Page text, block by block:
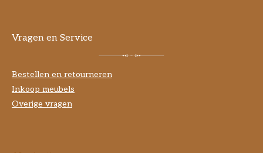
Vragen en Service
Bestellen en retourneren
Inkoop meubels
Overige vragen